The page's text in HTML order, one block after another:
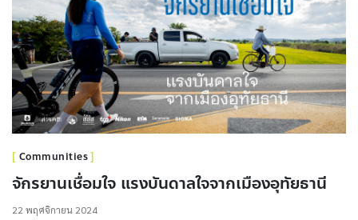
Communities
จักรยานเชื่อมใจ แรงบันดาลใจจากเมืองอุทัยธานี
22 พฤศจิกายน 2024